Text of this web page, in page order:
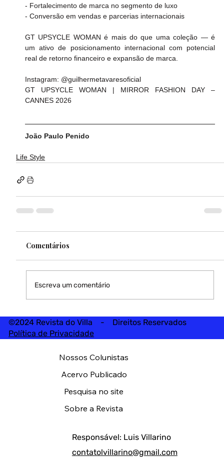
- Fortalecimento de marca no segmento de luxo
- Conversão em vendas e parcerias internacionais
GT UPSYCLE WOMAN é mais do que uma coleção — é
um ativo de posicionamento internacional com potencial
real de retorno financeiro e expansão de marca.
Instagram: @guilhermetavaresoficial
GT UPSYCLE WOMAN | MIRROR FASHION DAY –
CANNES 2026
João Paulo Penido
Life Style
Comentários
Escreva um comentário
©2024 Revista do Villa - Direitos Reservados
Política de Privacidade
Responsável: Luis Villarino
contatolvillarino@gmail.com
Nossos Colunistas
Acervo Publicado
Pesquisa no site
Sobre a Revista